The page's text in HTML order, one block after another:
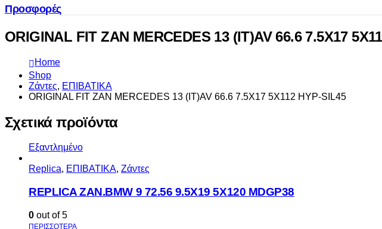
Προσφορές
ORIGINAL FIT ZAN MERCEDES 13 (IT)AV 66.6 7.5X17
Home
Shop
Ζάντες, ΕΠΙΒΑΤΙΚΑ
ORIGINAL FIT ZAN MERCEDES 13 (IT)AV 66.6 7.5X17 5X112 HYP-SIL45
Σχετικά προϊόντα
Εξαντλημένο
Replica, ΕΠΙΒΑΤΙΚΑ, Ζάντες
REPLICA ZAN.BMW 9 72.56 9.5X19 5X120 MDGP38
0 out of 5